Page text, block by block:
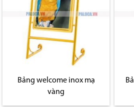
Bảng welcome inox mạ
vàng